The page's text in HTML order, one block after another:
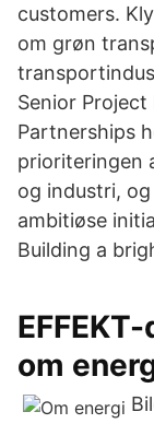
customers.
om grøn
Senior
Partnerships
prioriteringen
og industri,
ambitiøse
Building a
om